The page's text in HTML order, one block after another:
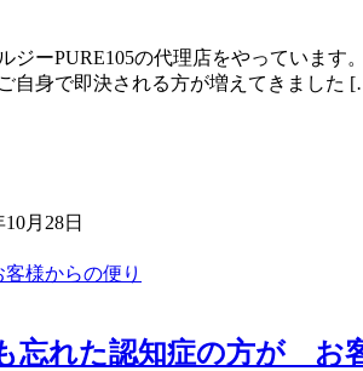
ジーPURE105の代理店をやっていま
自身で即決される方が増えてきました
10月28日
客様からの便り
忘れた認知症の方が お